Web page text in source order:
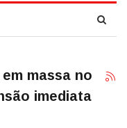
massa no
imediata